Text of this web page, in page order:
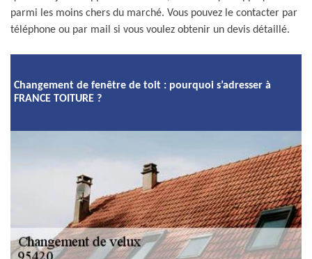
parmi les moins chers du marché. Vous pouvez le contacter par
téléphone ou par mail si vous voulez obtenir un devis détaillé.
Changement de fenêtre de toit : pourquoi s’adresser à
FRANCE TOITURE ?